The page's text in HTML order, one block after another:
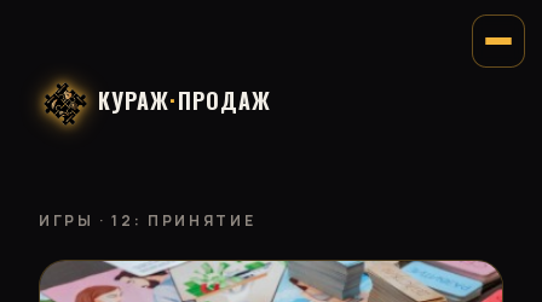
КУРАЖ·ПРОДАЖ
ИГРЫ · 12: ПРИНЯТИЕ